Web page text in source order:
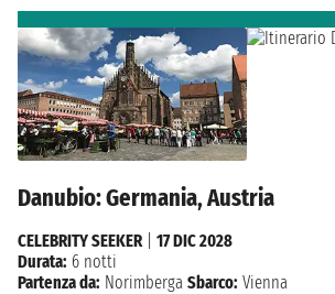
Danubio: Germania, Austria
CELEBRITY SEEKER| 17 DIC 2028
Durata: 6 notti
Partenza da: Norimberga Sbarco: Vienna